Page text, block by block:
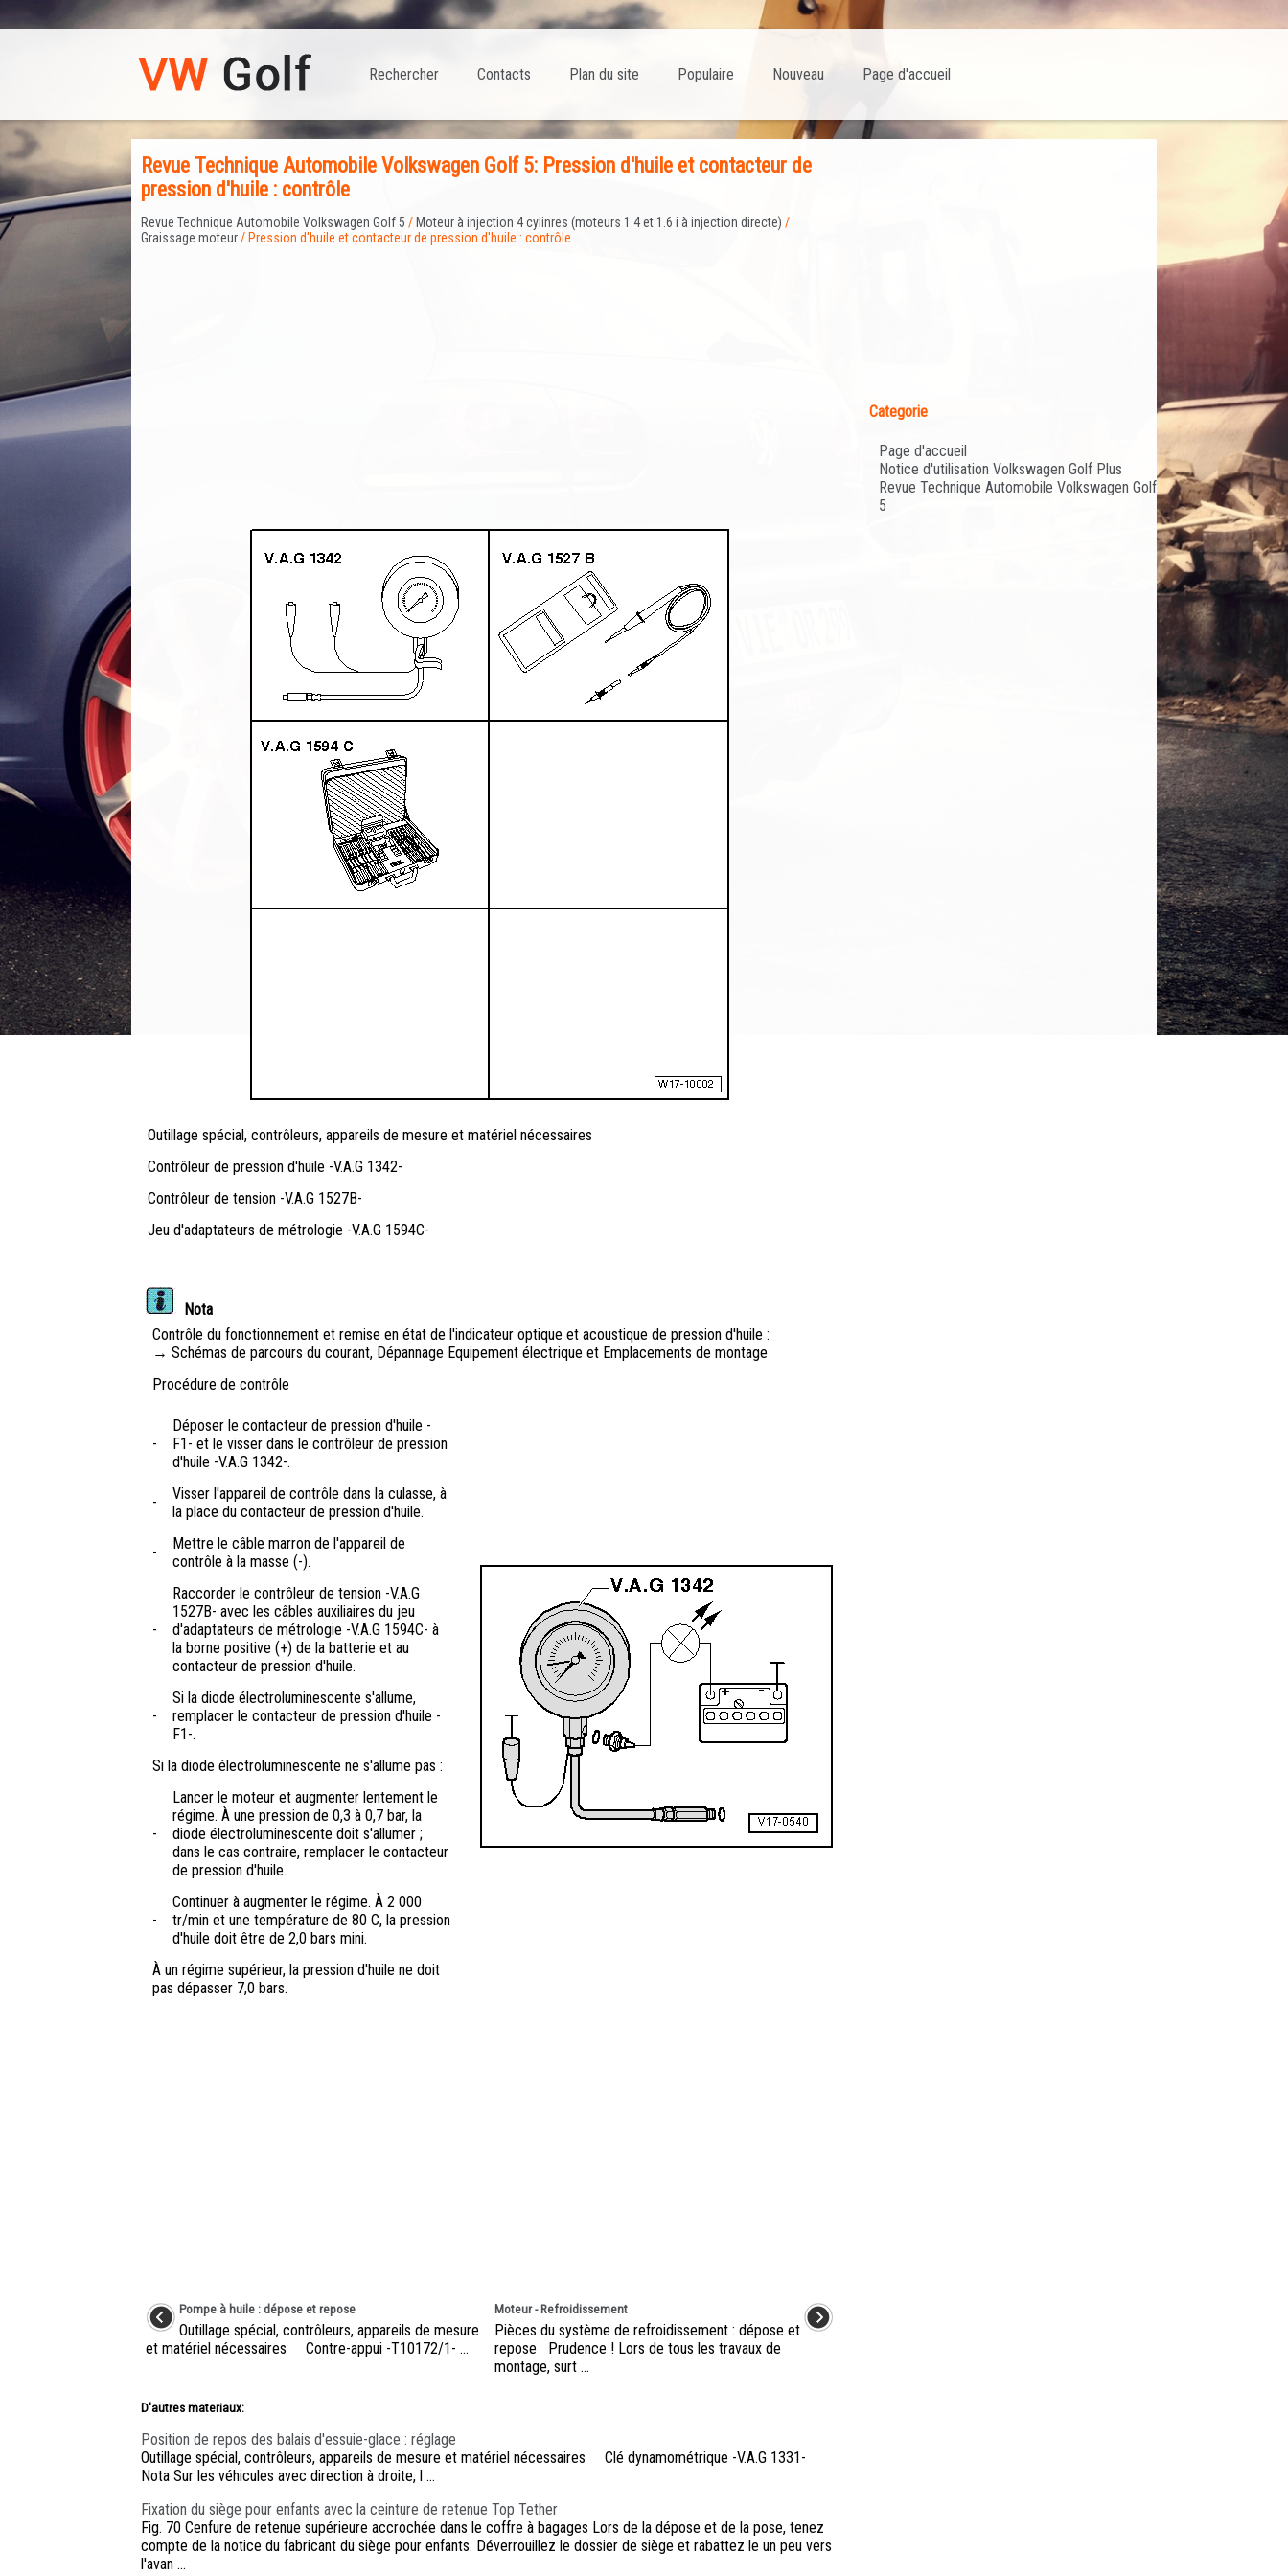
Page d'accueil
Nouveau
Populaire
Plan du site
Contacts
Rechercher
Revue Technique Automobile Volkswagen Golf 5: Pression d'huile et contacteur de
pression d'huile : contrôle
Revue Technique Automobile Volkswagen Golf 5 / Moteur à injection 4 cylinres (moteurs 1.4 et 1.6 i à injection directe) /
Graissage moteur/ Pression d'huile et contacteur de pression d'huile : contrôle
Outillage spécial, contrôleurs, appareils de mesure et matériel nécessaires
Contrôleur de pression d'huile -V.A.G 1342-
Contrôleur de tension -V.A.G 1527B-
Jeu d'adaptateurs de métrologie -V.A.G 1594C-
Nota
Contrôle du fonctionnement et remise en état de l'indicateur optique et acoustique de pression d'huile :
→ Schémas de parcours du courant, Dépannage Equipement électrique et Emplacements de montage
Procédure de contrôle
-
Déposer le contacteur de pression d'huile -
F1- et le visser dans le contrôleur de pression
d'huile -V.A.G 1342-.
-
Visser l'appareil de contrôle dans la culasse, à
la place du contacteur de pression d'huile.
-
Mettre le câble marron de l'appareil de
contrôle à la masse (-).
-
Raccorder le contrôleur de tension -V.A.G
1527B- avec les câbles auxiliaires du jeu
d'adaptateurs de métrologie -V.A.G 1594C- à
la borne positive (+) de la batterie et au
contacteur de pression d'huile.
-
Si la diode électroluminescente s'allume,
remplacer le contacteur de pression d'huile -
F1-.
Si la diode électroluminescente ne s'allume pas :
-
Lancer le moteur et augmenter lentement le
régime. À une pression de 0,3 à 0,7 bar, la
diode électroluminescente doit s'allumer ;
dans le cas contraire, remplacer le contacteur
de pression d'huile.
-
Continuer à augmenter le régime. À 2 000
tr/min et une température de 80 C, la pression
d'huile doit être de 2,0 bars mini.
À un régime supérieur, la pression d'huile ne doit
pas dépasser 7,0 bars.
Pompe à huile : dépose et repose
Outillage spécial, contrôleurs, appareils de mesure
et matériel nécessaires Contre-appui -T10172/1- ...
Moteur - Refroidissement
Pièces du système de refroidissement : dépose et
repose Prudence ! Lors de tous les travaux de
montage, surt ...
D'autres materiaux:
Position de repos des balais d'essuie-glace : réglage
Outillage spécial, contrôleurs, appareils de mesure et matériel nécessaires Clé dynamométrique -V.A.G 1331-
Nota Sur les véhicules avec direction à droite, l ...
Fixation du siège pour enfants avec la ceinture de retenue Top Tether
Fig. 70 Cenfure de retenue supérieure accrochée dans le coffre à bagages Lors de la dépose et de la pose, tenez
compte de la notice du fabricant du siège pour enfants. Déverrouillez le dossier de siège et rabattez le un peu vers
l'avan ...
Categorie
Page d'accueil
Notice d'utilisation Volkswagen Golf Plus
Revue Technique Automobile Volkswagen Golf
5